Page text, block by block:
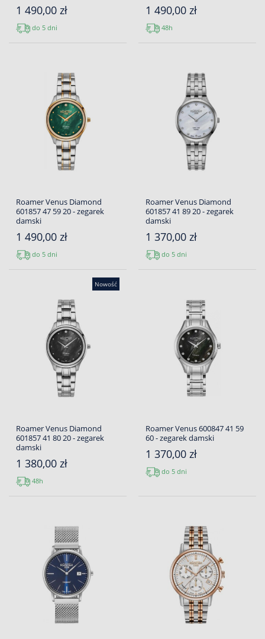
1 490,00 zł
do 5 dni
1 490,00 zł
48h
Roamer Venus Diamond
601857 47 59 20 - zegarek
damski
1 490,00 zł
do 5 dni
Roamer Venus Diamond
601857 41 89 20 - zegarek
damski
1 370,00 zł
do 5 dni
Nowość
Roamer Venus Diamond
601857 41 80 20 - zegarek
damski
1 380,00 zł
48h
Roamer Venus 600847 41 59
60 - zegarek damski
1 370,00 zł
do 5 dni